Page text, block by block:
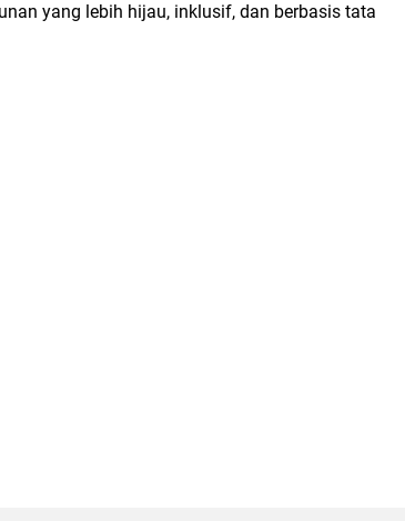
yang lebih hijau, inklusif, dan berbasis tata